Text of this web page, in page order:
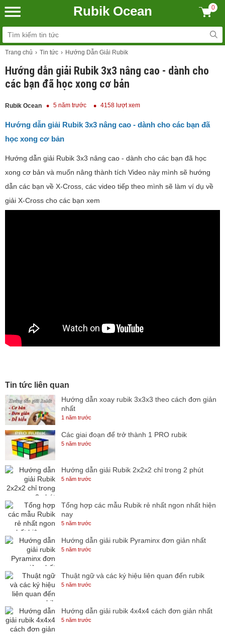
Rubik Ocean 0
Trang chủ Tin tức Hướng Dẫn Giải Rubik
Hướng dẫn giải Rubik 3x3 nâng cao - dành cho
các bạn đã học xong cơ bản
Rubik Ocean 5 năm trước 4158 lượt xem
Hướng dẫn giải Rubik 3x3 nâng cao - dành cho các bạn đã
học xong cơ bản
Hướng dẫn giải Rubik 3x3 nâng cao - dành cho các bạn đã học
xong cơ bản và muốn nâng thành tích Video này mình sẽ hướng
dẫn các bạn về X-Cross, các video tiếp theo mình sẽ làm ví dụ về
giải X-Cross cho các bạn xem
Tin tức liên quan
Hướng dẫn xoay rubik 3x3x3 theo cách đơn giản
nhất
1 năm trước
Các giai đoạn để trở thành 1 PRO rubik
5 năm trước
Hướng dẫn giải Rubik 2x2x2 chỉ trong 2 phút
5 năm trước
Tổng hợp các mẫu Rubik rẻ nhất ngon nhất hiện
nay
5 năm trước
Hướng dẫn giải rubik Pyraminx đơn giản nhất
5 năm trước
Thuật ngữ và các ký hiệu liên quan đến rubik
5 năm trước
Hướng dẫn giải rubik 4x4x4 cách đơn giản nhất
5 năm trước